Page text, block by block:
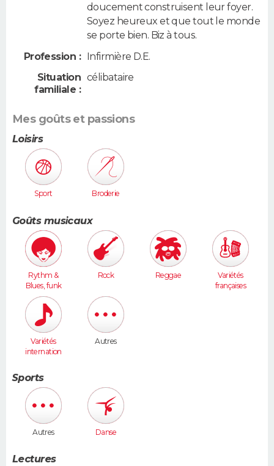
doucement construisent leur foyer.
Soyez heureux et que tout le monde
se porte bien. Biz à tous.
Profession : Infirmière D.E.
Situation
familiale :
célibataire
Mes goûts et passions
Loisirs
Sport Broderie
Goûts musicaux
Rythm &
Blues, funk
Rock Reggae
Variétés
françaises
Variétés
internation
Autres
Sports
Autres Danse
Lectures